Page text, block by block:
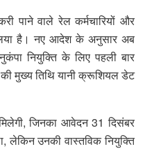
पाने वाले रेल कर्मचारियों और
है। नए आदेश के अनुसार अब
नियुक्ति के लिए पहली बार
मुख्य तिथि यानी क्रूशियल डेट
जिनका आवेदन 31 दिसंबर
लेकिन उनकी वास्तविक नियुक्ति